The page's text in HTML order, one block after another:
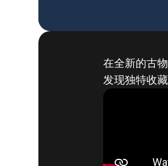
在全新的古
发现独特收